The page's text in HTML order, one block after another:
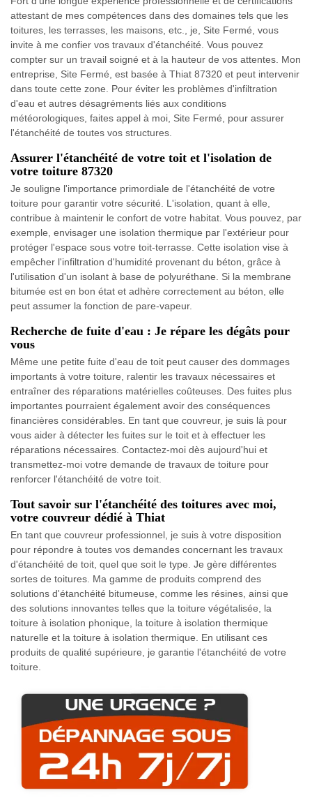
attestant de mes compétences dans des domaines tels que les
toitures, les terrasses, les maisons, etc., je, Site Fermé, vous
invite à me confier vos travaux d'étanchéité. Vous pouvez
compter sur un travail soigné et à la hauteur de vos attentes. Mon
entreprise, Site Fermé, est basée à Thiat 87320 et peut intervenir
dans toute cette zone. Pour éviter les problèmes d'infiltration
d'eau et autres désagréments liés aux conditions
météorologiques, faites appel à moi, Site Fermé, pour assurer
l'étanchéité de toutes vos structures.
Assurer l'étanchéité de votre toit et l'isolation de
votre toiture 87320
Je souligne l'importance primordiale de l'étanchéité de votre
toiture pour garantir votre sécurité. L'isolation, quant à elle,
contribue à maintenir le confort de votre habitat. Vous pouvez, par
exemple, envisager une isolation thermique par l'extérieur pour
protéger l'espace sous votre toit-terrasse. Cette isolation vise à
empêcher l'infiltration d'humidité provenant du béton, grâce à
l'utilisation d'un isolant à base de polyuréthane. Si la membrane
bitumée est en bon état et adhère correctement au béton, elle
peut assumer la fonction de pare-vapeur.
Recherche de fuite d'eau : Je répare les dégâts pour
vous
Même une petite fuite d'eau de toit peut causer des dommages
importants à votre toiture, ralentir les travaux nécessaires et
entraîner des réparations matérielles coûteuses. Des fuites plus
importantes pourraient également avoir des conséquences
financières considérables. En tant que couvreur, je suis là pour
vous aider à détecter les fuites sur le toit et à effectuer les
réparations nécessaires. Contactez-moi dès aujourd'hui et
transmettez-moi votre demande de travaux de toiture pour
renforcer l'étanchéité de votre toit.
Tout savoir sur l'étanchéité des toitures avec moi,
votre couvreur dédié à Thiat
En tant que couvreur professionnel, je suis à votre disposition
pour répondre à toutes vos demandes concernant les travaux
d'étanchéité de toit, quel que soit le type. Je gère différentes
sortes de toitures. Ma gamme de produits comprend des
solutions d'étanchéité bitumeuse, comme les résines, ainsi que
des solutions innovantes telles que la toiture végétalisée, la
toiture à isolation phonique, la toiture à isolation thermique
naturelle et la toiture à isolation thermique. En utilisant ces
produits de qualité supérieure, je garantie l'étanchéité de votre
toiture.